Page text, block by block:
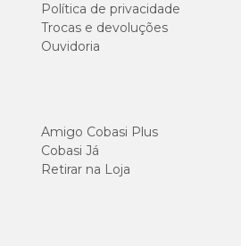
Política de privacidade
Trocas e devoluções
Ouvidoria
Amigo Cobasi Plus
Cobasi Já
Retirar na Loja